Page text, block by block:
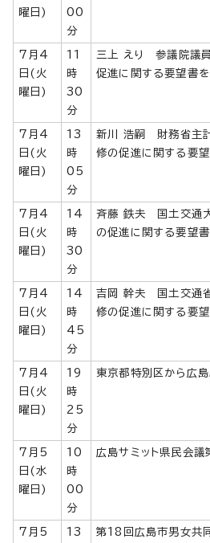
曜日)
00
分
7月4
日(火
曜日)
11
時
30
分
三上 えり 参議院議
促進に関する要望書
7月4
日(火
曜日)
13
時
05
分
新川 浩嗣 財務省主
修の促進に関する要
7月4
日(火
曜日)
14
時
30
分
斉藤 鉄夫 国土交通
の促進に関する要望
7月4
日(火
曜日)
14
時
45
分
吉岡 幹夫 国土交通
修の促進に関する要
7月4
日(火
曜日)
19
時
25
分
東京都特別区から広
7月5
日(水
曜日)
10
時
00
分
広島サミット県民会
7月5
13
第18回広島市男女共